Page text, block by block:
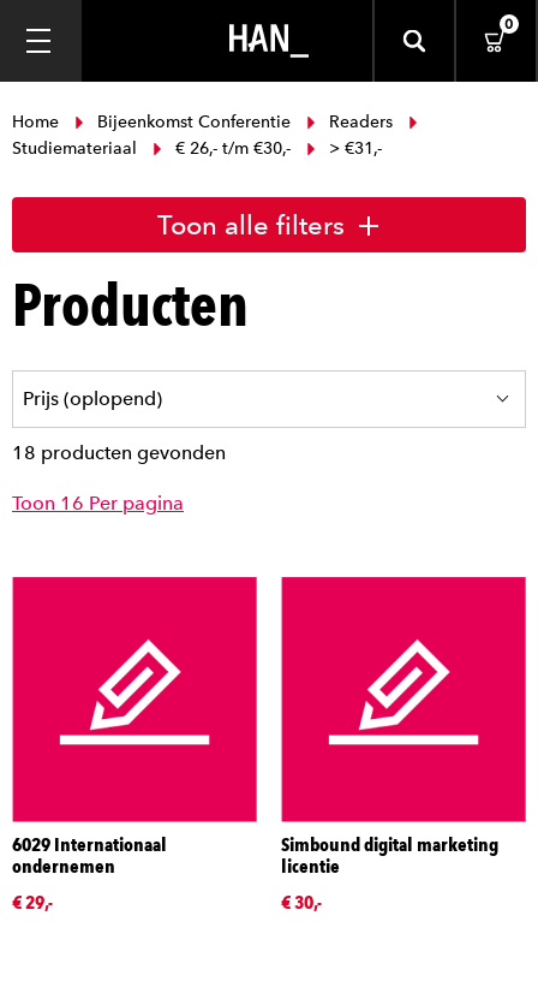
0
Home Bijeenkomst Conferentie
Readers
Studiemateriaal
€ 26,- t/m €30,- > €31,-
Toon alle filters
Producten
18 producten gevonden
Toon 16 Per pagina
6029 Internationaal
ondernemen
€ 29,-
Simbound digital marketing
licentie
€ 30,-